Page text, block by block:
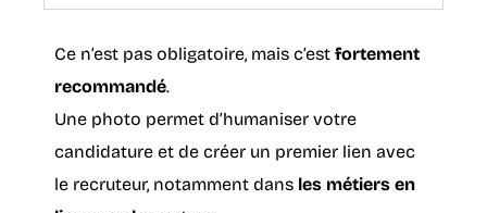
Ce n’est pas obligatoire, mais c’est fortement
recommandé.
Une photo permet d’humaniser votre
candidature et de créer un premier lien avec
le recruteur, notamment dans les métiers en